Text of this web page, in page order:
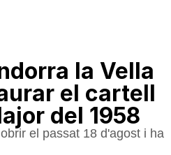
la Vella
el cartell
del 1958
el passat 18 d'agost i ha